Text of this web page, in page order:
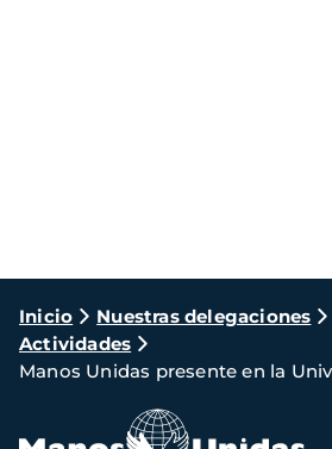
Ruta
de
navegación
Inicio Nuestras delegaciones
Actividades
Manos Unidas presente en la